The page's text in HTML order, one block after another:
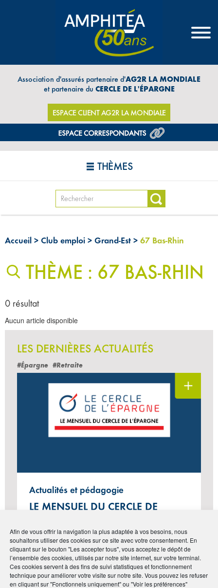
Afin de vous offrir la navigation la plus adaptée à vos besoins, nous
souhaitons utiliser des cookies sur ce site avec votre consentement. En
cliquant sur le bouton "Les accepter tous", vous acceptez le dépôt de
l’ensemble des cookies, utilisés par notre site internet, sur votre terminal.
Ces cookies servent à des fins de suivi statistiques et fonctionnement
technique pour améliorer votre visite sur notre site. Vous pouvez les refuser
en cliquant sur "Fonctionnels uniquement" ou "Voir les préférences"
Association d'assurés partenaire d'AG2R LA MONDIALE
et partenaire du CERCLE DE L'ÉPARGNE
ESPACE CLIENT AG2R LA MONDIALE
THÈMES
Accueil > Club emploi > Grand-Est > 67 Bas-Rhin
THÈME : 67 BAS-RHIN
0 résultat
Aucun article disponible
LES DERNIÈRES ACTUALITÉS
#Épargne #Retraite
Actualités et pédagogie
LE MENSUEL DU CERCLE DE
#Vie de l'Association